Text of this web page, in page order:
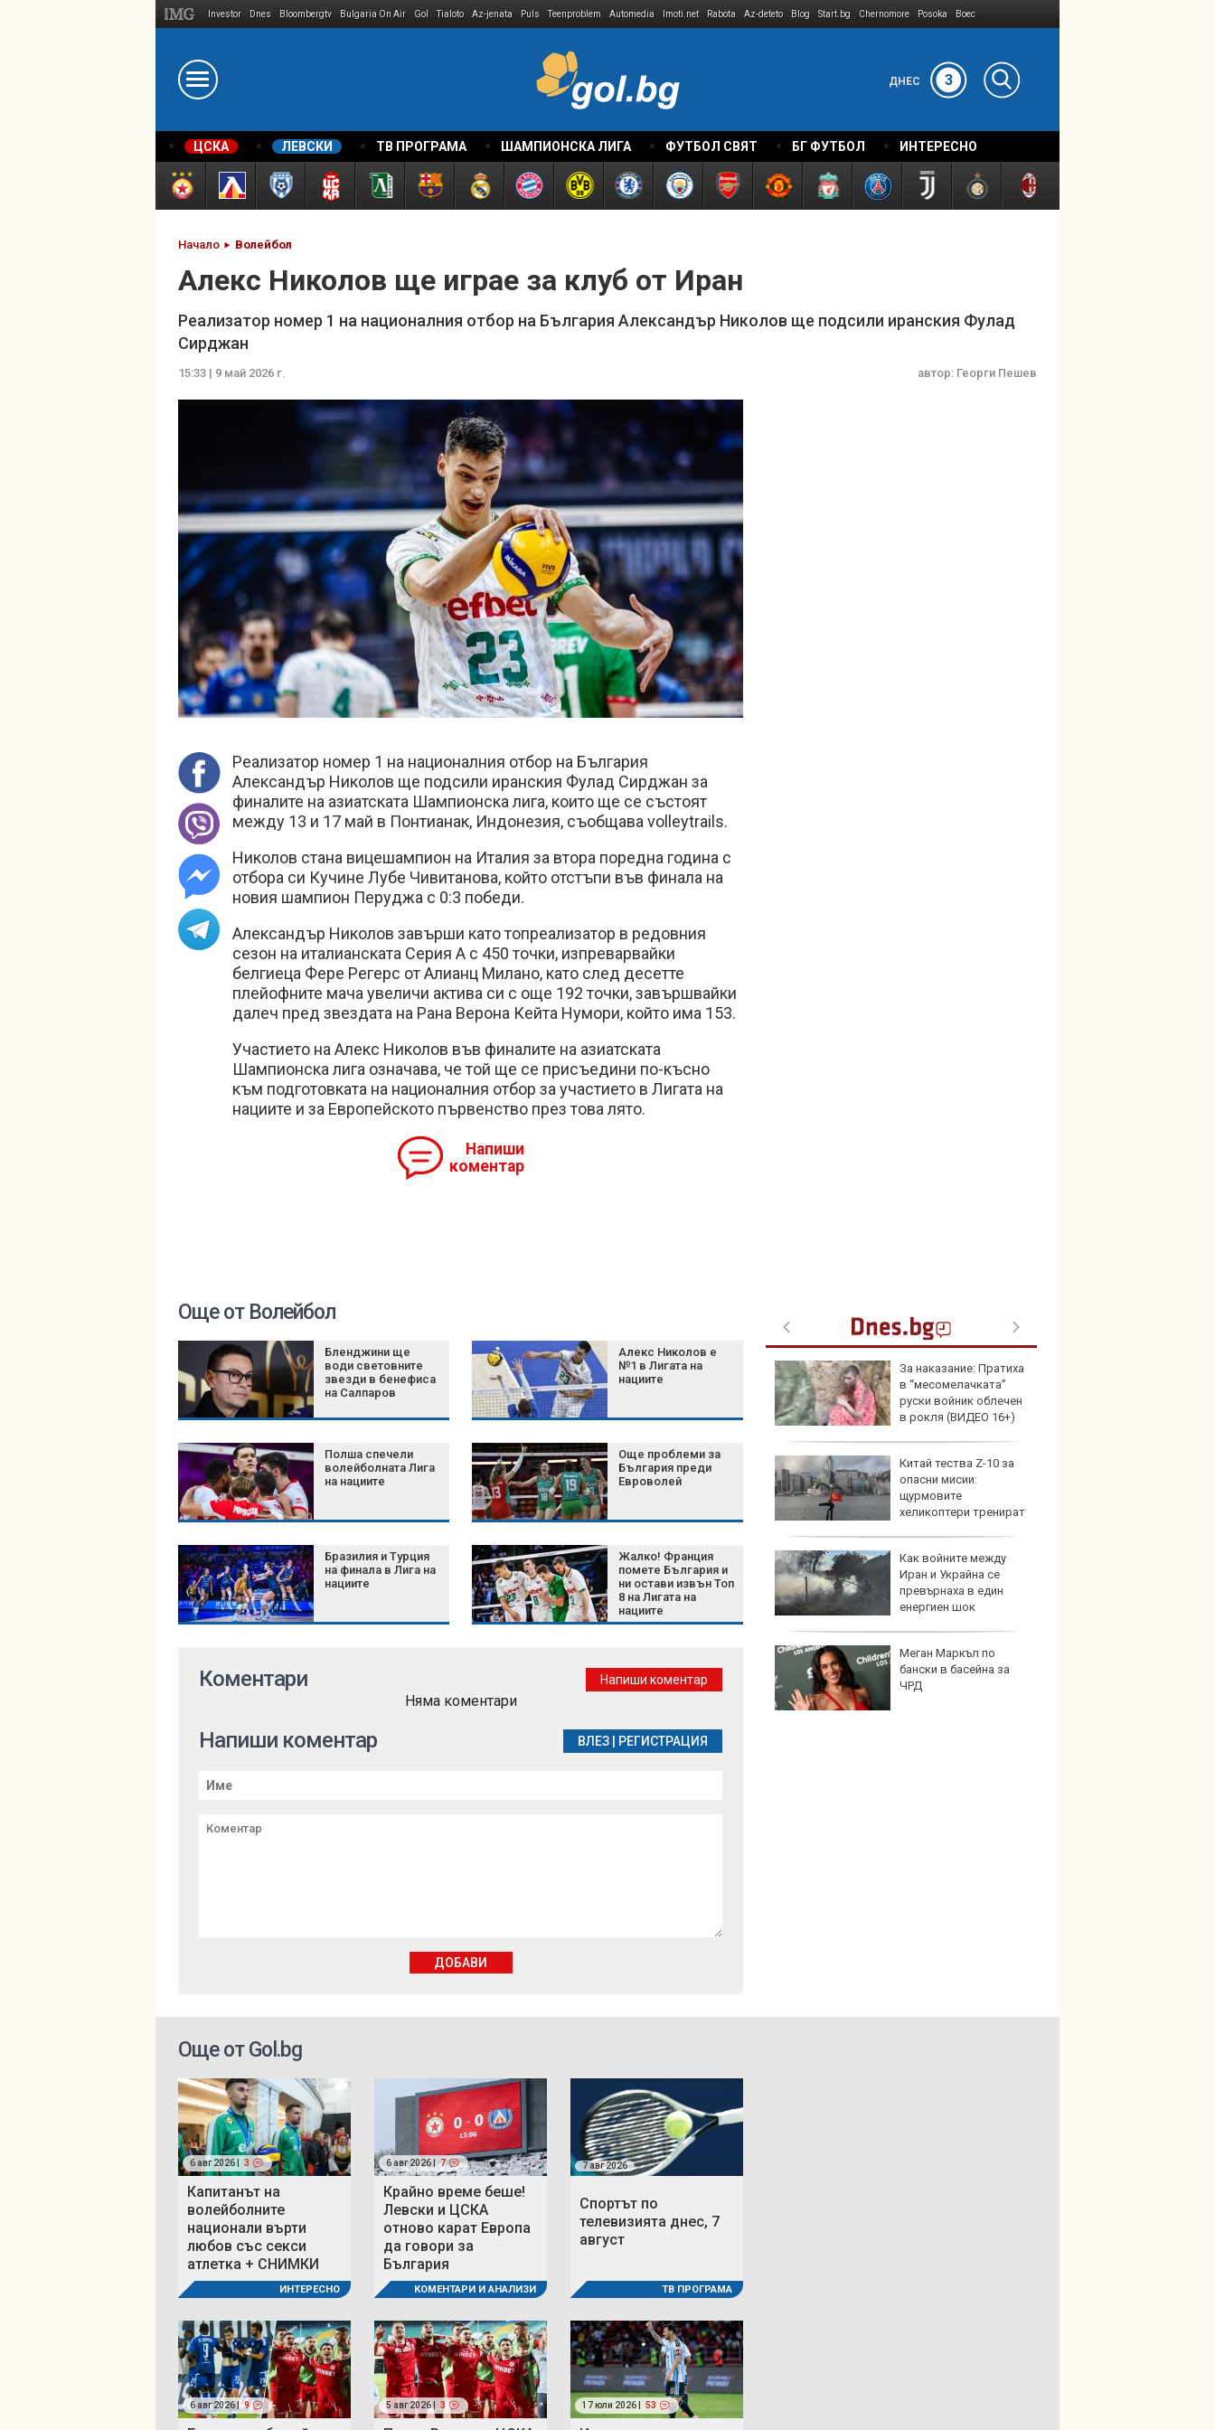
Investor Dnes Bloombergtv Bulgaria On Air Gol Tialoto Az-jenata Puls Teenproblem Automedia Imoti.net Rabota Az-deteto Blog Start.bg Chernomore Posoka Boec
ДНЕС 3
ЦСКА ЛЕВСКИ ТВ ПРОГРАМА ШАМПИОНСКА ЛИГА ФУТБОЛ СВЯТ БГ ФУТБОЛ ИНТЕРЕСНО
Начало Волейбол
Алекс Николов ще играе за клуб от Иран
Реализатор номер 1 на националния отбор на България Александър Николов ще подсили иранския Фулад
Сирджан
15:33 | 9 май 2026 г. автор: Георги Пешев
Реализатор номер 1 на националния отбор на България
Александър Николов ще подсили иранския Фулад Сирджан за
финалите на азиатската Шампионска лига, които ще се състоят
между 13 и 17 май в Понтианак, Индонезия, съобщава volleytrails.
Николов стана вицешампион на Италия за втора поредна година с
отбора си Кучине Лубе Чивитанова, който отстъпи във финала на
новия шампион Перуджа с 0:3 победи.
Александър Николов завърши като топреализатор в редовния
сезон на италианската Серия А с 450 точки, изпреварвайки
белгиеца Фере Регерс от Алианц Милано, като след десетте
плейофните мача увеличи актива си с още 192 точки, завършвайки
далеч пред звездата на Рана Верона Кейта Нумори, който има 153.
Участието на Алекс Николов във финалите на азиатската
Шампионска лига означава, че той ще се присъедини по-късно
към подготовката на националния отбор за участието в Лигата на
нациите и за Европейското първенство през това лято.
Напиши
коментар
Още от Волейбол
Бленджини ще
води световните
звезди в бенефиса
на Салпаров
Алекс Николов е
№1 в Лигата на
нациите
Полша спечели
волейболната Лига
на нациите
Още проблеми за
България преди
Евроволей
Бразилия и Турция
на финала в Лига на
нациите
Жалко! Франция
помете България и
ни остави извън Топ
8 на Лигата на
нациите
Шум, бетон и жеги: Как
животните се
оцелеят сред хората?
Късна емисия
Късна емисия
появява и какво
наистина работи
За наказание: Пратиха
в “месомелачката”
руски войник облечен
в рокля (ВИДЕО 16+)
Китай тества Z-10 за
опасни мисии:
щурмовите
хеликоптери тренират
Как войните между
Иран и Украйна се
превърнаха в един
енергиен шок
Меган Маркъл по
бански в басейна за
ЧРД
Коментари Напиши коментар
Няма коментари
Напиши коментар ВЛЕЗ РЕГИСТРАЦИЯ
ДОБАВИ
Още от Gol.bg
6 авг 2026 | 3
Капитанът на
волейболните
национали върти
любов със секси
атлетка + СНИМКИ
ИНТЕРЕСНО
6 авг 2026 | 7
Крайно време беше!
Левски и ЦСКА
отново карат Европа
да говори за
България
КОМЕНТАРИ И АНАЛИЗИ
7 авг 2026
Спортът по
телевизията днес, 7
август
ТВ ПРОГРАМА
6 авг 2026 | 9 5 авг 2026 | 3 17 юли 2026 | 53